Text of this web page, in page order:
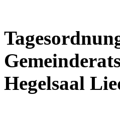
Hegelsaal